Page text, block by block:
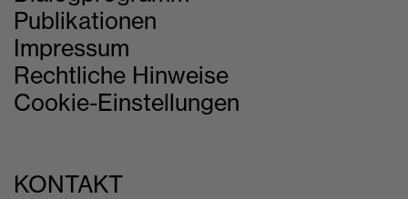
Publikationen
Impressum
Rechtliche Hinweise
Cookie-Einstellungen
KONTAKT